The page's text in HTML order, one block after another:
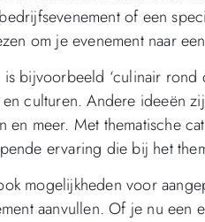
of een
om je evenement naar
bijvoorbeeld ‘culinair rond
culturen. Andere ideeën
en meer. Met thematische
ervaring die bij het
mogelijkheden voor
aanvullen. Of je nu